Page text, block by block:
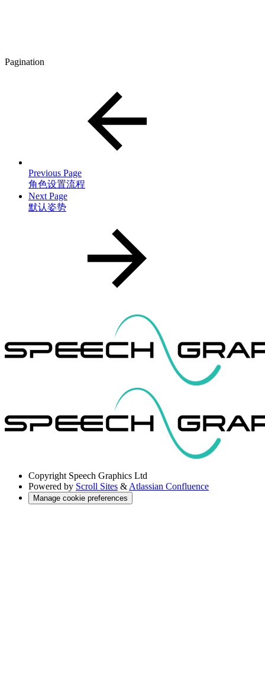
Pagination
Previous Page
角色设置流程
Next Page
默认姿势
Copyright Speech Graphics Ltd
Powered by Scroll Sites & Atlassian Confluence
Manage cookie preferences